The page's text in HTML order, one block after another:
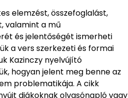
elemzést, összefoglalást,
valamint a mű
és jelentőségét ismerheti
a vers szerkezeti és formai
Kazinczy nyelvújító
hogyan jelent meg benne az
problematikája. A cikk
diákoknak olvasónapló vagy